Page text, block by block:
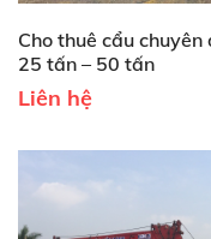
Cho thuê cẩu chuyên
25 tấn – 50 tấn
Liên hệ